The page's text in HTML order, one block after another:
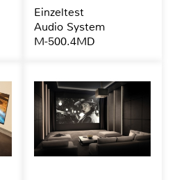
Einzeltest
Audio System
M-500.4MD